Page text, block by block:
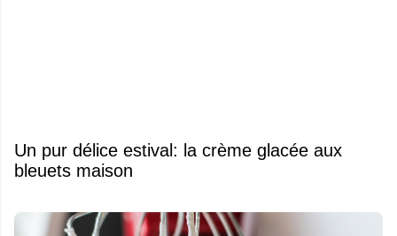
Un pur délice estival: la crème glacée aux
bleuets maison